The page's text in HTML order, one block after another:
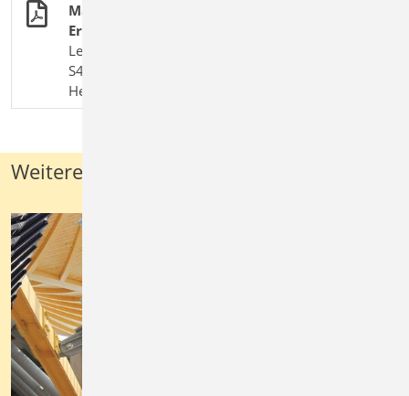
Mauerwerkswände mit Brand- und
Erdbebenbeanspruchung nach EC 6
Leistungsbeschreibung des BauStatik-Moduls
S421.de Mauerwerk-Wand, Erdbeben- und
Heißbemessung
Weitere Aufgaben